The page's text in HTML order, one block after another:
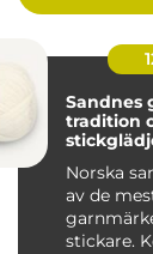
Sandnes
tradition
Norska
av de
stickare.